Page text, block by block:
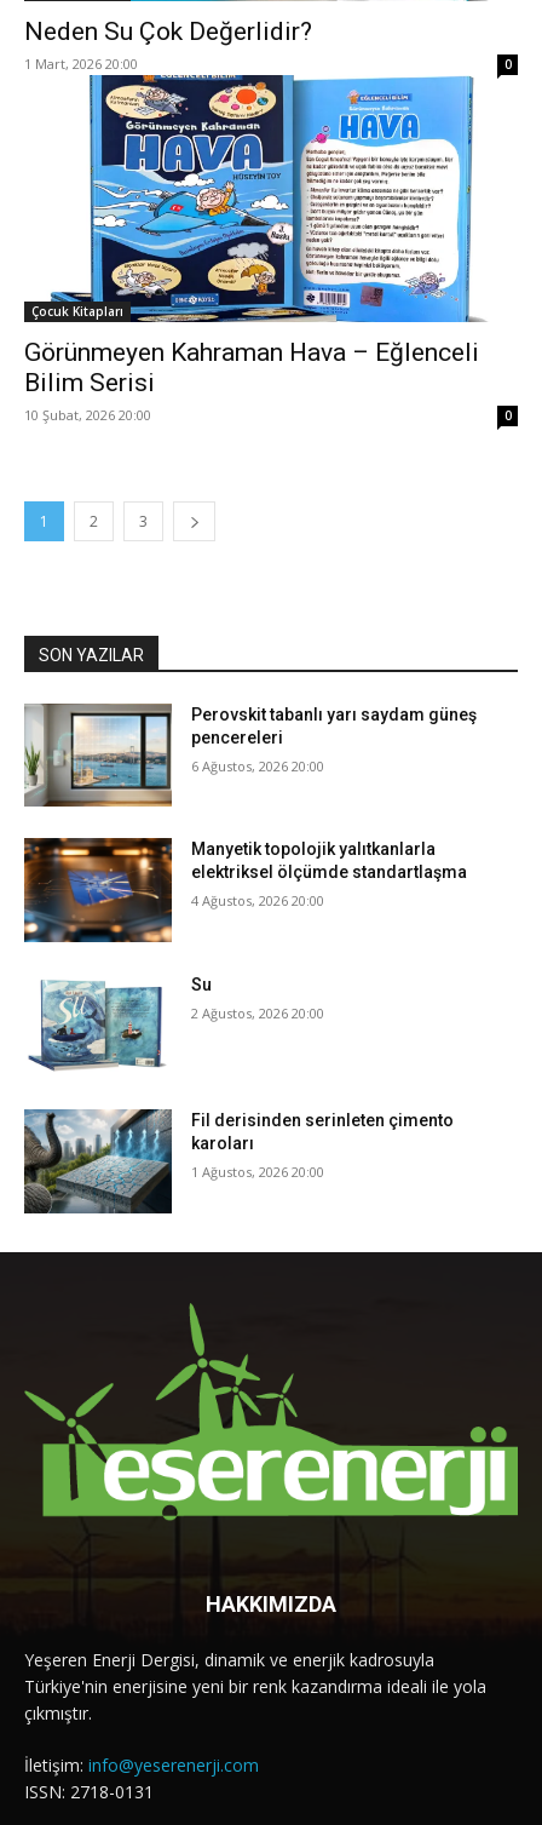
Neden Su Çok Değerlidir?
1 Mart, 2026 20:00 0
Çocuk Kitapları
Görünmeyen Kahraman Hava – Eğlenceli
Bilim Serisi
10 Şubat, 2026 20:00 0
1 2 3
SON YAZILAR
Perovskit tabanlı yarı saydam güneş
pencereleri
6 Ağustos, 2026 20:00
Manyetik topolojik yalıtkanlarla
elektriksel ölçümde standartlaşma
4 Ağustos, 2026 20:00
Su
2 Ağustos, 2026 20:00
Fil derisinden serinleten çimento
karoları
1 Ağustos, 2026 20:00
HAKKIMIZDA
Yeşeren Enerji Dergisi, dinamik ve enerjik kadrosuyla
Türkiye'nin enerjisine yeni bir renk kazandırma ideali ile yola
çıkmıştır.
İletişim: info@yeserenerji.com
ISSN: 2718-0131